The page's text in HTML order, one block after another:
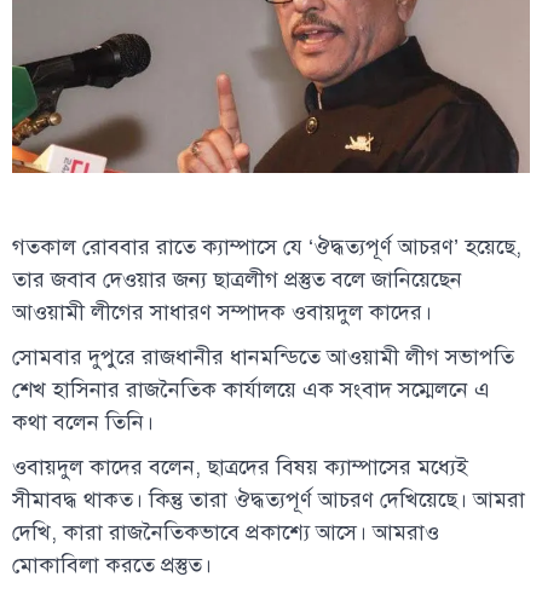
গতকাল রোববার রাতে ক্যাম্পাসে যে ‘ঔদ্ধত্যপূর্ণ আচরণ’ হয়েছে,
তার জবাব দেওয়ার জন্য ছাত্রলীগ প্রস্তুত বলে জানিয়েছেন
আওয়ামী লীগের সাধারণ সম্পাদক ওবায়দুল কাদের।
সোমবার দুপুরে রাজধানীর ধানমন্ডিতে আওয়ামী লীগ সভাপতি
শেখ হাসিনার রাজনৈতিক কার্যালয়ে এক সংবাদ সম্মেলনে এ
কথা বলেন তিনি।
ওবায়দুল কাদের বলেন, ছাত্রদের বিষয় ক্যাম্পাসের মধ্যেই
সীমাবদ্ধ থাকত। কিন্তু তারা ঔদ্ধত্যপূর্ণ আচরণ দেখিয়েছে। আমরা
দেখি, কারা রাজনৈতিকভাবে প্রকাশ্যে আসে। আমরাও
মোকাবিলা করতে প্রস্তুত।